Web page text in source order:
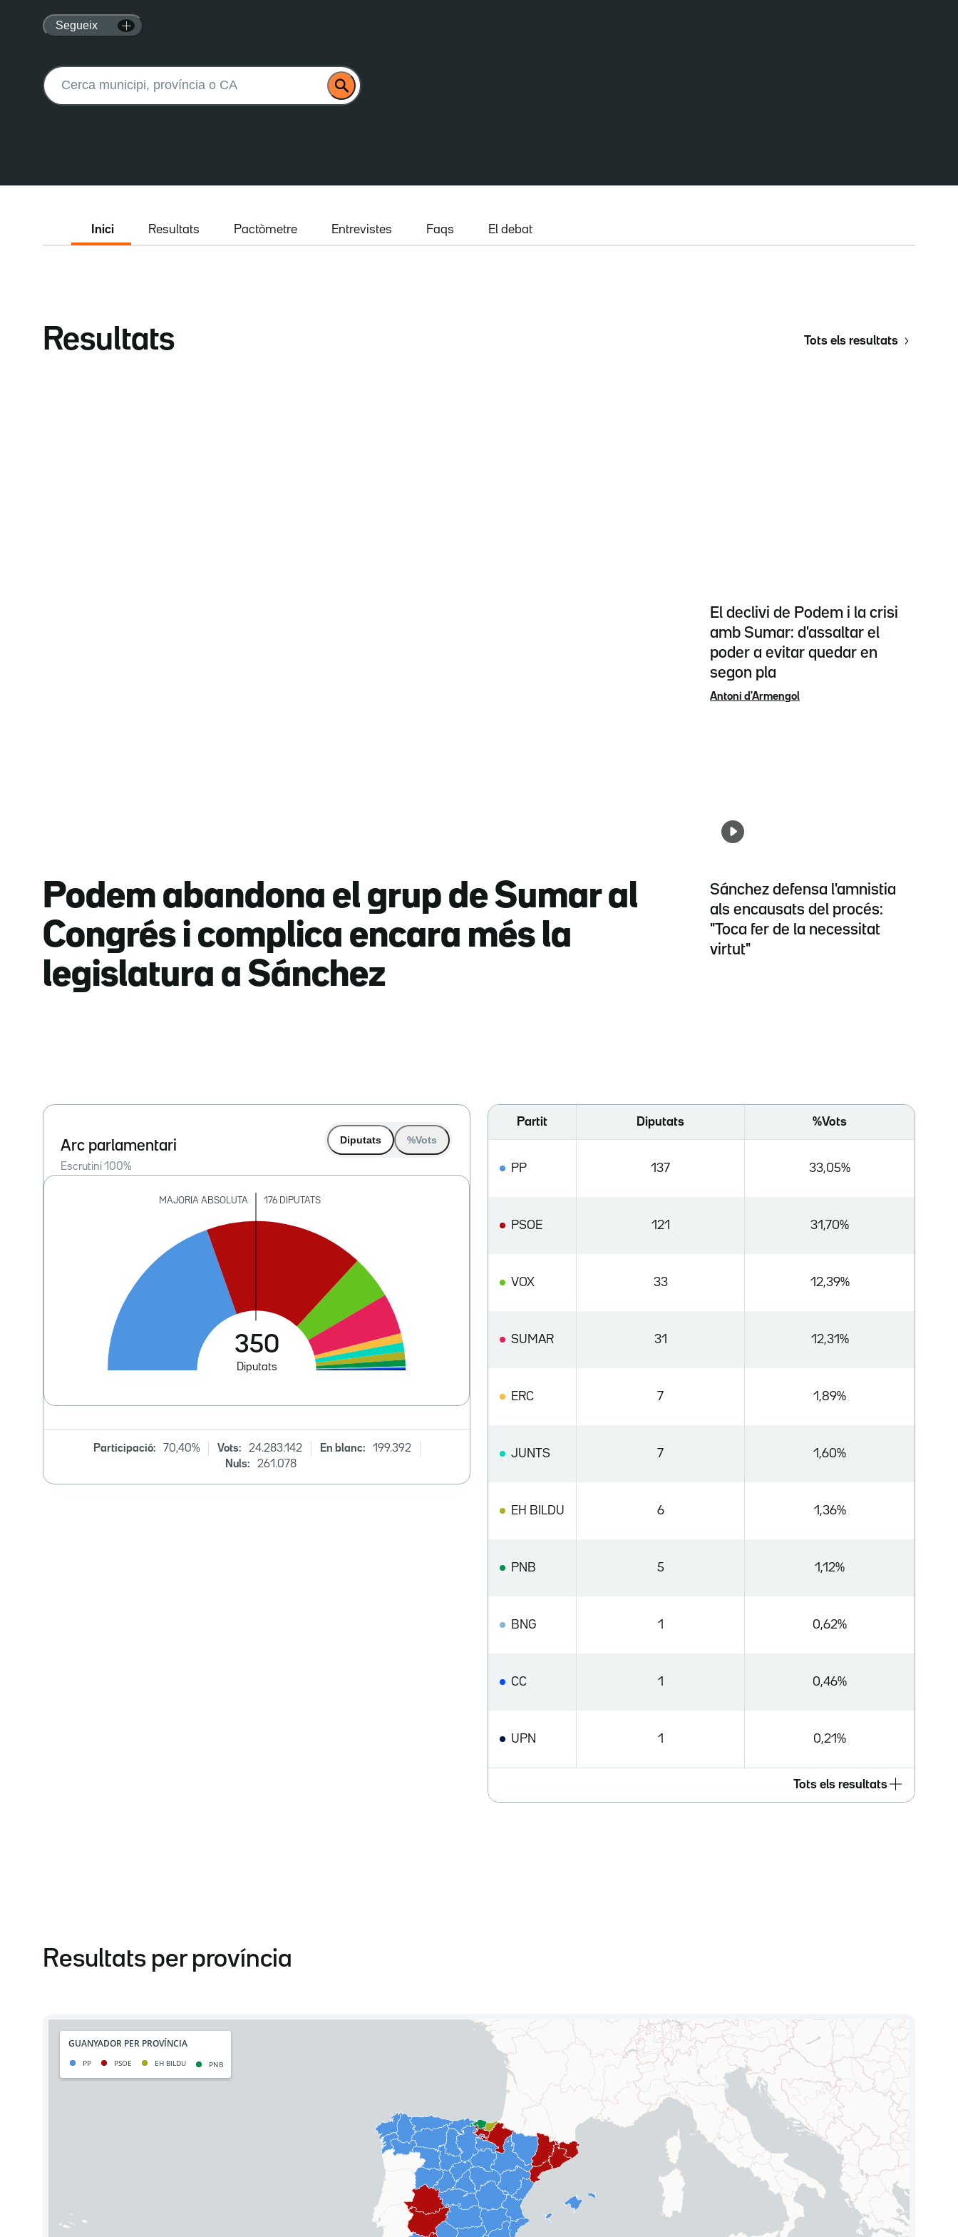
Segueix
Buscar:
Inici Resultats Pactòmetre Entrevistes Faqs El debat
Resultats Tots els resultats
Podem abandona el grup de Sumar al
Congrés i complica encara més la
legislatura a Sánchez
El declivi de Podem i la crisi
amb Sumar: d'assaltar el
poder a evitar quedar en
segon pla
Antoni d'Armengol
Sánchez defensa l'amnistia
als encausats del procés:
"Toca fer de la necessitat
virtut"
Arc parlamentari
Escrutini 100%
Diputats %Vots
Participació: 70,40% Vots: 24.283.142 En blanc:
199.392
Nuls:
261.078
Partit Diputats %Vots
PP 137 33,05%
PSOE 121 31,70%
VOX 33 12,39%
SUMAR 31 12,31%
ERC 7 1,89%
JUNTS 7 1,60%
EH BILDU 6 1,36%
PNB 5 1,12%
BNG 1 0,62%
CC 1 0,46%
UPN 1 0,21%
Tots els resultats
Resultats per província